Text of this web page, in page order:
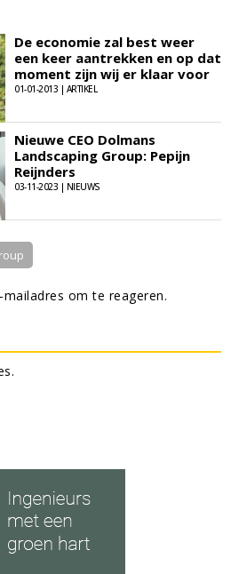
De economie zal best weer
een keer aantrekken en op dat
moment zijn wij er klaar voor
01-01-2013 | ARTIKEL
Nieuwe CEO Dolmans
Landscaping Group: Pepijn
Reijnders
03-11-2023 | NIEUWS
om te reageren.